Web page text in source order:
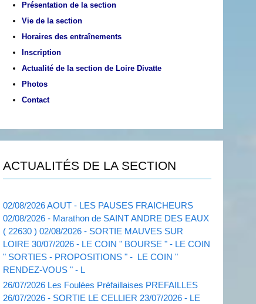
Présentation de la section
Vie de la section
Horaires des entraînements
Inscription
Actualité de la section de Loire Divatte
Photos
Contact
ACTUALITÉS DE LA SECTION
02/08/2026 AOUT - LES PAUSES FRAICHEURS
02/08/2026 - Marathon de SAINT ANDRE DES EAUX
( 22630 ) 02/08/2026 - SORTIE MAUVES SUR
LOIRE 30/07/2026 - LE COIN " BOURSE " - LE COIN
" SORTIES - PROPOSITIONS " - LE COIN "
RENDEZ-VOUS " - L
26/07/2026 Les Foulées Préfaillaises PREFAILLES
26/07/2026 - SORTIE LE CELLIER 23/07/2026 - LE